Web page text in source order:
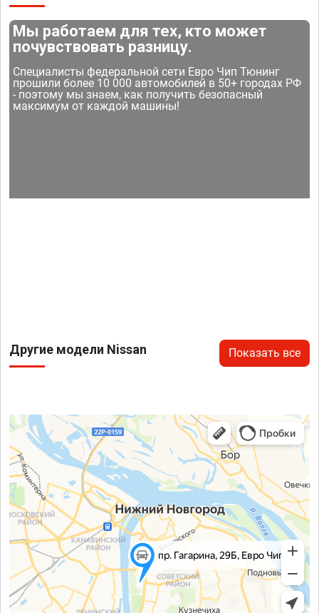
Мы работаем для тех, кто может
почувствовать разницу.
Специалисты федеральной сети Евро Чип Тюнинг
прошили более 10 000 автомобилей в 50+ городах РФ
- поэтому мы знаем, как получить безопасный
максимум от каждой машины!
Другие модели Nissan Показать все